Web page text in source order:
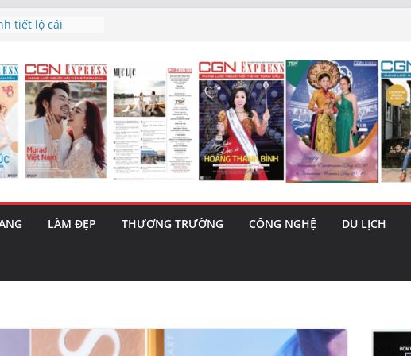
triết lý sống
bản hit “Tôi là
– 1 Cơ hội
cùng MTH
(5/8): Bật tăng
và nguy cơ trốn
LÀM ĐẸP THƯƠNG TRƯỜNG CÔNG NGHỆ DU LỊCH